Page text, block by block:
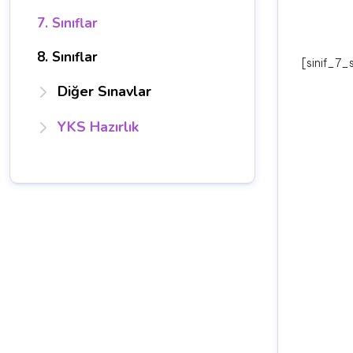
7. Sınıflar
8. Sınıflar
Diğer Sınavlar
YKS Hazırlık